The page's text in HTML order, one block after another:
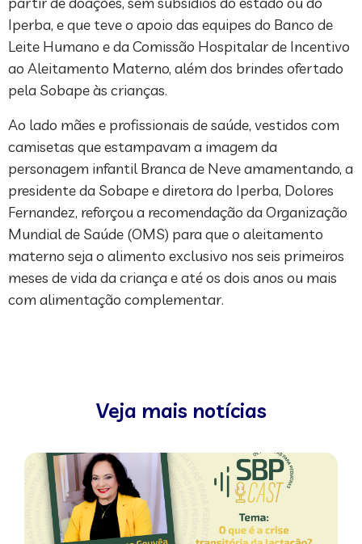
Iperba, e que teve o apoio das equipes do Banco de
Leite Humano e da Comissão Hospitalar de Incentivo
ao Aleitamento Materno, além dos brindes ofertado
pela Sobape às crianças.
Ao lado mães e profissionais de saúde, vestidos com
camisetas que estampavam a imagem da
personagem infantil Branca de Neve amamentando, a
presidente da Sobape e diretora do Iperba, Dolores
Fernandez, reforçou a recomendação da Organização
Mundial de Saúde (OMS) para que o aleitamento
materno seja o alimento exclusivo nos seis primeiros
meses de vida da criança e até os dois anos ou mais
com alimentação complementar.
Veja mais notícias